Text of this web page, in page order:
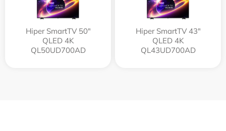
Hiper SmartTV 50"
QLED 4K
QL50UD700AD
Hiper SmartTV 43"
QLED 4K
QL43UD700AD